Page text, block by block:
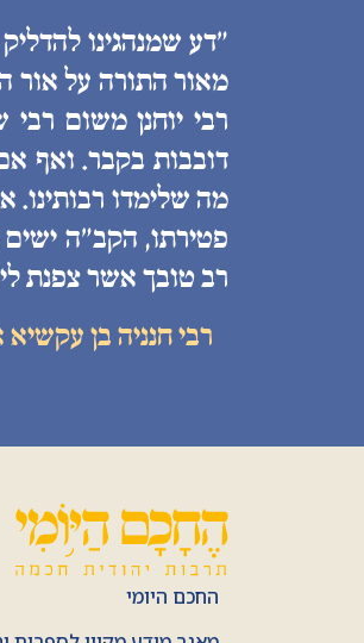
״דע שמנהגינו
מאור התורה על אור
רבי יוחנן משום
דובבות בקבר. ואף
מה שלימדו רבותינו.
פטירתו, הקב״ה
רב טובך אשר צפנת
רבי חנניה בן
החכם היומי